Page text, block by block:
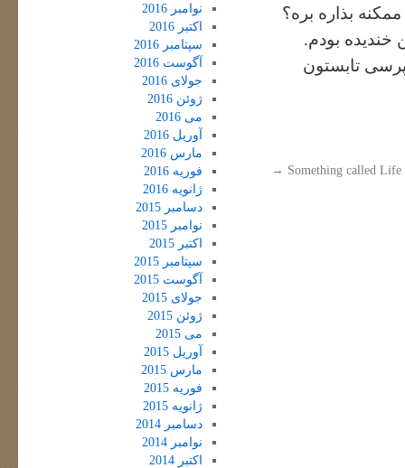
بذاره بره؟
خندیده بودم.
تابستون
Something called Life
→
نوامبر 2016
اکتبر 2016
سپتامبر 2016
آگوست 2016
جولای 2016
ژوئن 2016
می 2016
آوریل 2016
مارس 2016
فوریه 2016
ژانویه 2016
دسامبر 2015
نوامبر 2015
اکتبر 2015
سپتامبر 2015
آگوست 2015
جولای 2015
ژوئن 2015
می 2015
آوریل 2015
مارس 2015
فوریه 2015
ژانویه 2015
دسامبر 2014
نوامبر 2014
اکتبر 2014